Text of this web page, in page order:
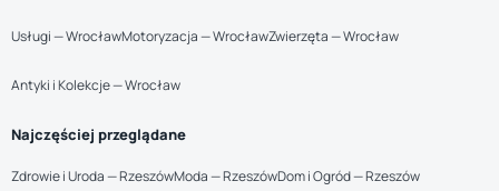
Usługi — WrocławMotoryzacja — WrocławZwierzęta — Wrocław
Antyki i Kolekcje — Wrocław
Najczęściej przeglądane
Zdrowie i Uroda — RzeszówModa — RzeszówDom i Ogród — Rzeszów